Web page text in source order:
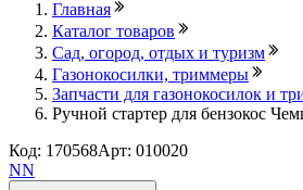
Главная
Каталог товаров
Сад, огород, отдых и туризм
Газонокосилки, триммеры
Запчасти для газонокосилок и
Ручной стартер для бензокос
Код: 170568Арт: 010020
NN